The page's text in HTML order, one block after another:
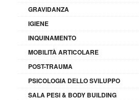
GRAVIDANZA
IGIENE
INQUINAMENTO
MOBILITÀ ARTICOLARE
POST-TRAUMA
PSICOLOGIA DELLO SVILUPPO
SALA PESI & BODY BUILDING